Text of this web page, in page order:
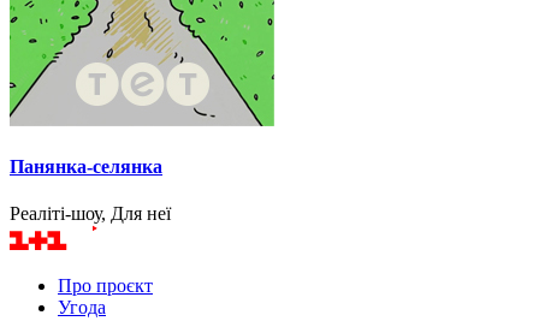
Панянка-селянка
Реаліті-шоу, Для неї
Про проєкт
Угода